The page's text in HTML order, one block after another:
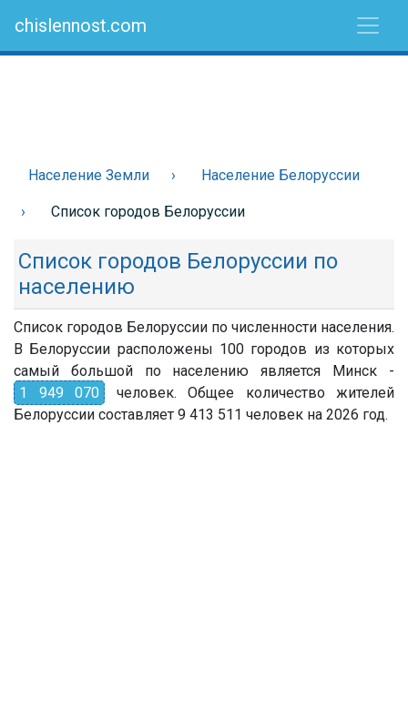
chislennost.com
Население Земли Население Белоруссии
Список городов Белоруссии
Список городов Белоруссии по
населению
Список городов Белоруссии по численности населения.
В Белоруссии расположены 100 городов из которых
самый большой по населению является Минск -
1 949 070
человек. Общее количество жителей
Белоруссии составляет 9 413 511 человек на 2026 год.